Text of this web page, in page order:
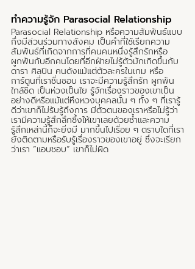
ทำความรู้จัก Parasocial Relationship
Parasocial Relationship หรือความสัมพันธ์แบบ
กึ่งมีส่วนร่วมทางสังคม เป็นคำที่ใช้เรียกความ
สัมพันธ์ที่เกิดจากการที่คนคนหนึ่งรู้สึกรักหรือ
ผูกพันกับอีกคนโดยที่อีกฝ่ายไม่รู้ตัวมักเกิดขึ้นกับ
ดารา ศิลปิน คนดังแม้แต่ตัวละครในเกม หรือ
การ์ตูนที่เราชื่นชอบ เราจะมีความรู้สึกรัก ผูกพัน
ใกล้ชิด เป็นห่วงเป็นใย รู้จักเรื่องราวของเขาเป็น
อย่างดีหรือแม้แต่หึงหวงบุคคลนั้น ๆ ทั้ง ๆ ที่เรารู้
ดีว่าเขาก็ไม่รับรู้ถึงการ มีตัวตนของเราหรือไม่รู้ว่า
เรามีความรู้สึกลึกซึ้งให้เขาเลยด้วยซ้ำและความ
รู้สึกเหล่านี้ก็จะยิ่งมี มากขึ้นไปเรื่อย ๆ ตราบใดที่เรา
ยังติดตามหรือรับรู้เรื่องราวของเขาอยู่ ซึ่งจะเรียก
ว่าเรา ”แอบชอบ” เขาก็ไม่ผิด